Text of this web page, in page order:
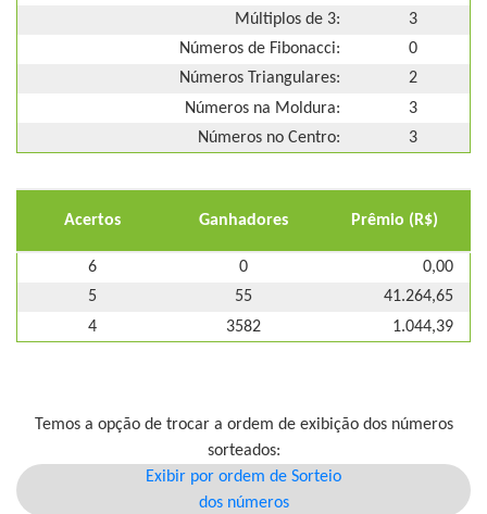
Múltiplos de 3:
3
Números de Fibonacci:
0
Números Triangulares:
2
Números na Moldura:
3
Números no Centro:
3
Acertos Ganhadores Prêmio (R$)
6 0
0,00
5
55
41.264,65
4
3582 1.044,39
Temos a opção de trocar a ordem de exibição dos números
sorteados:
Exibir por ordem de Sorteio
dos números